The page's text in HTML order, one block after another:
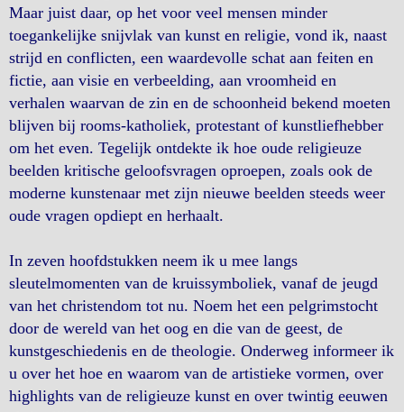
Maar juist daar, op het voor veel mensen minder
toegankelijke snijvlak van kunst en religie, vond ik, naast
strijd en conflicten, een waardevolle schat aan feiten en
fictie, aan visie en verbeelding, aan vroomheid en
verhalen waarvan de zin en de schoonheid bekend moeten
blijven bij rooms-katholiek, protestant of kunstliefhebber
om het even. Tegelijk ontdekte ik hoe oude religieuze
beelden kritische geloofsvragen oproepen, zoals ook de
moderne kunstenaar met zijn nieuwe beelden steeds weer
oude vragen opdiept en herhaalt.
In zeven hoofdstukken neem ik u mee langs
sleutelmomenten van de kruissymboliek, vanaf de jeugd
van het christendom tot nu. Noem het een pelgrimstocht
door de wereld van het oog en die van de geest, de
kunstgeschiedenis en de theologie. Onderweg informeer ik
u over het hoe en waarom van de artistieke vormen, over
highlights van de religieuze kunst en over twintig eeuwen